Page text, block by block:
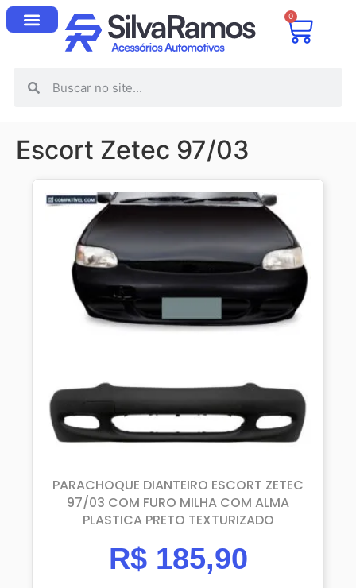
0
Escort Zetec 97/03
PARACHOQUE DIANTEIRO ESCORT ZETEC
97/03 COM FURO MILHA COM ALMA
PLASTICA PRETO TEXTURIZADO
R$185,90